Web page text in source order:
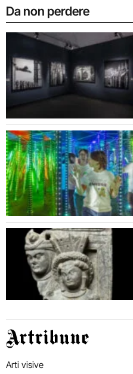
Da non perdere
Artribune
Arti visive